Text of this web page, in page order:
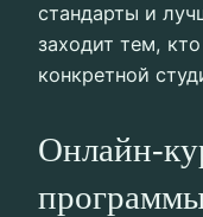
стандарты и
заходит тем,
конкретной
Онлайн-